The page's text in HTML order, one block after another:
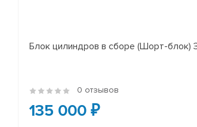
Блок цилиндров в сборе (Шорт-
0 отзывов
135 000 ₽